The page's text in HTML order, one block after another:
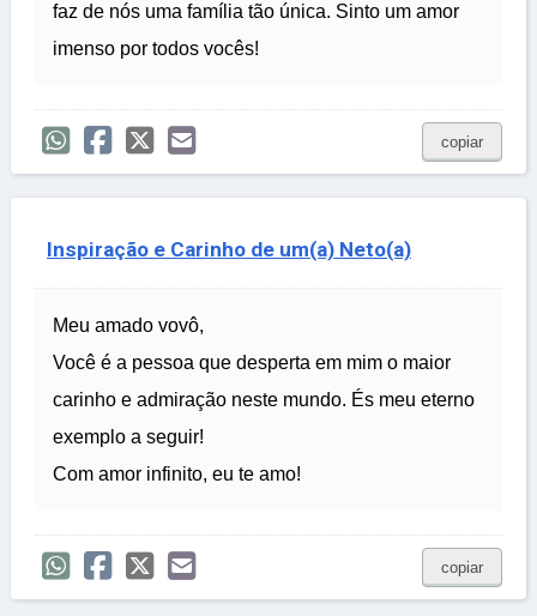
faz de nós uma família tão única. Sinto um amor
imenso por todos vocês!
copiar
Inspiração e Carinho de um(a) Neto(a)
Meu amado vovô,
Você é a pessoa que desperta em mim o maior
carinho e admiração neste mundo. És meu eterno
exemplo a seguir!
Com amor infinito, eu te amo!
copiar